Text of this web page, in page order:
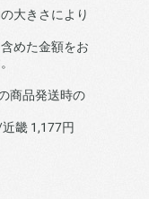
大きさにより
めた金額をお
商品発送時の
畿 1,177円